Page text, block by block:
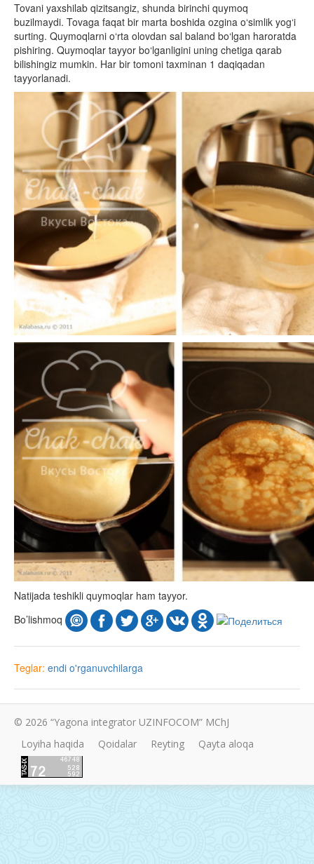
Tovani yaxshilab qizitsangiz, shunda birinchi quymoq
buzilmaydi. Tovaga faqat bir marta boshida ozgina o‘simlik yog‘i
surting. Quymoqlarni o‘rta olovdan sal baland bo‘lgan haroratda
pishiring. Quymoqlar tayyor bo‘lganligini uning chetiga qarab
bilishingiz mumkin. Har bir tomoni taxminan 1 daqiqadan
tayyorlanadi.
Natijada teshikli quymoqlar ham tayyor.
Bo’lishmoq
Teglar: endi o'rganuvchilarga
© 2026 “Yagona integrator UZINFOCOM” MChJ
Loyiha haqida
Qoidalar Reyting Qayta aloqa